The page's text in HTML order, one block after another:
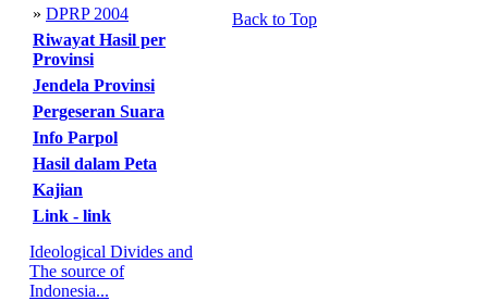
» DPRP 2004
Riwayat Hasil per
Provinsi
Jendela Provinsi
Pergeseran Suara
Info Parpol
Hasil dalam Peta
Kajian
Link - link
Ideological Divides and
The source of
Indonesia...
Back to Top